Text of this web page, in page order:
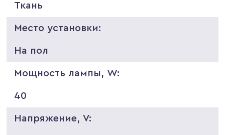
Ткань
Место установки:
На пол
Мощность лампы, W:
40
Напряжение, V: